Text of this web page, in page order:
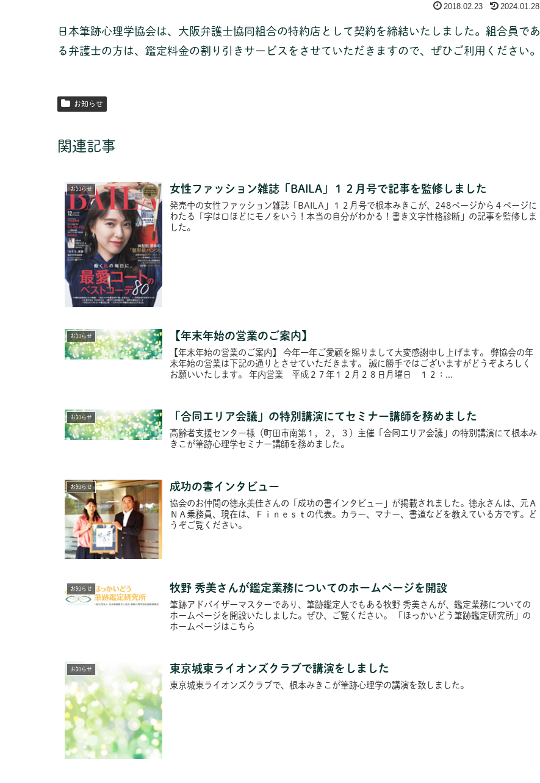
2018.02.23 2024.01.28
日本筆跡心理学協会は、大阪弁護士協同組合の特約店として契約を締結いたしました。組合員であ
る弁護士の方は、鑑定料金の割り引きサービスをさせていただきますので、ぜひご利用ください。
お知らせ
関連記事
お知らせ 女性ファッション雑誌「BAILA」１２月号で記事を監修しました
発売中の女性ファッション雑誌「BAILA」１２月号で根本みきこが、248ページから４ページに
わたる「字は口ほどにモノをいう！本当の自分がわかる！書き文字性格診断」の記事を監修しま
した。
お知らせ 【年末年始の営業のご案内】
【年末年始の営業のご案内】 今年一年ご愛顧を賜りまして大変感謝申し上げます。 弊協会の年
末年始の営業は下記の通りとさせていただきます。 誠に勝手ではございますがどうぞよろしく
お願いいたします。 年内営業 平成２７年１２月２８日月曜日 １２：...
お知らせ 「合同エリア会議」の特別講演にてセミナー講師を務めました
高齢者支援センター様（町田市南第１，２，３）主催「合同エリア会議」の特別講演にて根本み
きこが筆跡心理学セミナー講師を務めました。
お知らせ 成功の書インタビュー
協会のお仲間の徳永美佳さんの「成功の書インタビュー」が掲載されました。徳永さんは、元Ａ
ＮＡ乗務員、現在は、Ｆｉｎｅｓｔの代表。カラー、マナー、書道などを教えている方です。ど
うぞご覧ください。
お知らせ 牧野 秀美さんが鑑定業務についてのホームページを開設
筆跡アドバイザーマスターであり、筆跡鑑定人でもある牧野 秀美さんが、鑑定業務についての
ホームページを開設いたしました。ぜひ、ご覧ください。 「ほっかいどう筆跡鑑定研究所」の
ホームページはこちら
お知らせ 東京城東ライオンズクラブで講演をしました
東京城東ライオンズクラブで、根本みきこが筆跡心理学の講演を致しました。